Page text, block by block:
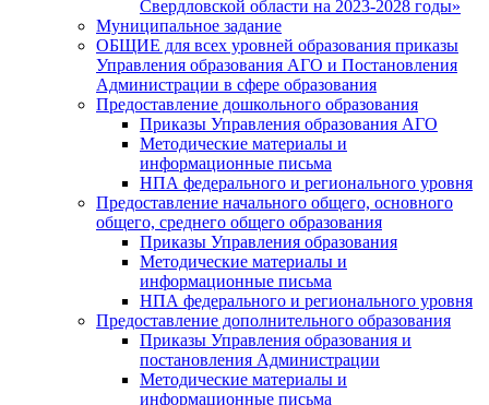
Свердловской области на 2023-2028 годы»
Муниципальное задание
ОБЩИЕ для всех уровней образования приказы
Управления образования АГО и Постановления
Администрации в сфере образования
Предоставление дошкольного образования
Приказы Управления образования АГО
Методические материалы и
информационные письма
НПА федерального и регионального уровня
Предоставление начального общего, основного
общего, среднего общего образования
Приказы Управления образования
Методические материалы и
информационные письма
НПА федерального и регионального уровня
Предоставление дополнительного образования
Приказы Управления образования и
постановления Администрации
Методические материалы и
информационные письма